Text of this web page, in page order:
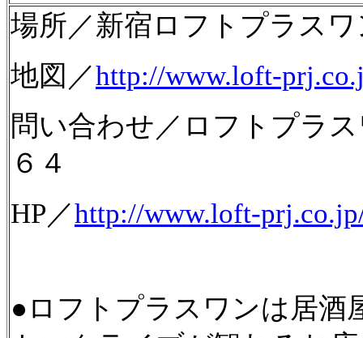
場所／新宿ロフトプラスワ
地図／http://www.loft-
問い合わせ／ロフトプラ
６４
HP／http://www.loft-
●ロフトプラスワンは居酒